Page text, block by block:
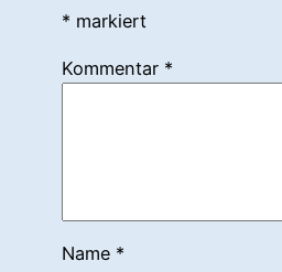
* markiert
Kommentar *
Name *